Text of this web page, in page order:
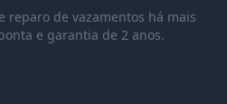
reparo de vazamentos há mais
e garantia de 2 anos.